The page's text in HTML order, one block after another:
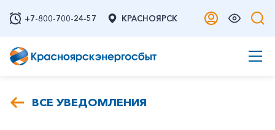
+7-800-700-24-57 КРАСНОЯРСК
ВСЕ УВЕДОМЛЕНИЯ